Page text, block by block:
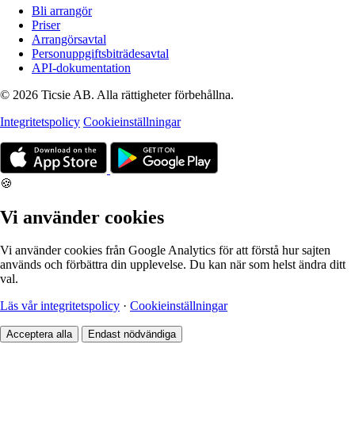
Bli arrangör
Priser
Arrangörsavtal
Personuppgiftsbiträdesavtal
API-dokumentation
© 2026 Ticsie AB. Alla rättigheter förbehållna.
Integritetspolicy Cookieinställningar
🍪
Vi använder cookies
Vi använder cookies från Google Analytics för att förstå hur sajten
används och förbättra din upplevelse. Du kan när som helst ändra ditt
val.
Läs vår integritetspolicy · Cookieinställningar
Acceptera alla Endast nödvändiga